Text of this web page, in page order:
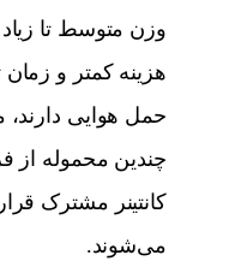
وزن متوسط تا
هزینه کمتر و
حمل هوایی
چندین محموله از
کانتینر مشترک
می‌شوند.